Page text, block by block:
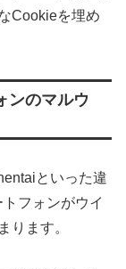
Cookieを埋め
のマルウ
といった違
フォンがウイ
ります。